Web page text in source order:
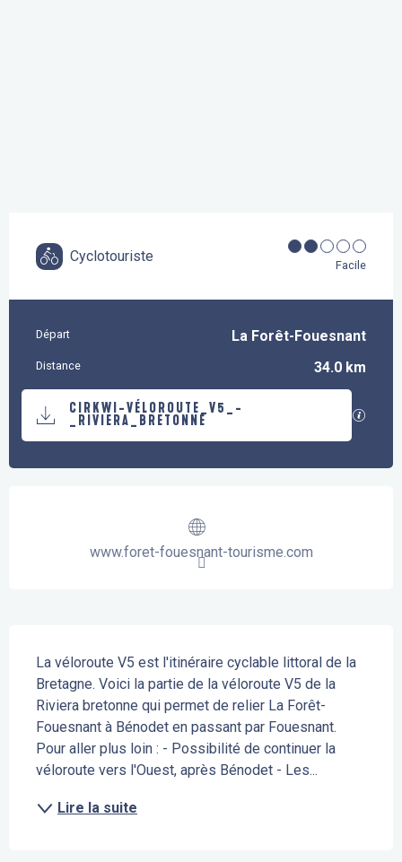
Cyclotouriste
Facile
Informations pratiques
Départ La Forêt-Fouesnant
Distance 34.0 km
Documentation
CIRKWI-VÉLOROUTE_V5_-
_RIVIERA_BRETONNE
www.foret-fouesnant-tourisme.com
La véloroute V5 est l'itinéraire cyclable littoral de la
Bretagne. Voici la partie de la véloroute V5 de la
Riviera bretonne qui permet de relier La Forêt-
Fouesnant à Bénodet en passant par Fouesnant.
Pour aller plus loin : - Possibilité de continuer la
véloroute vers l'Ouest, après Bénodet - Les...
Lire la suite